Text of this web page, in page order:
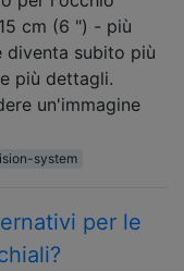
cm (6 ") - più
diventa subito più
più dettagli.
un'immagine
system
per le